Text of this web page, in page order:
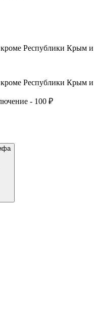
Республики Крым и
Республики Крым и
- 100 ₽